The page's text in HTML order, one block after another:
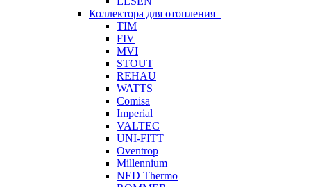
Коллектора для отопления
TIM
FIV
MVI
STOUT
REHAU
WATTS
Comisa
Imperial
VALTEC
UNI-FITT
Oventrop
Millennium
NED Thermo